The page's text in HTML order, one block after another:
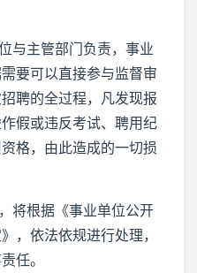
与主管部门负责，事业
要可以直接参与监督审
聘的全过程，凡发现报
假或违反考试、聘用纪
格，由此造成的一切损
将根据《事业单位公开
，依法依规进行处理，
任。